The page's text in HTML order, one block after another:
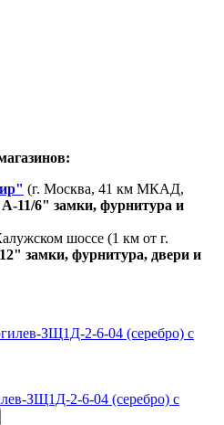
(г. Москва, 41 км МКАД,
11/6" замки, фурнитура и
шоссе (1 км от г.
замки, фурнитура, двери и
ЗЩ1Д-2-6-04 (серебро) с